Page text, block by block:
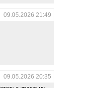
09.05.2026 21:49
09.05.2026 20:35